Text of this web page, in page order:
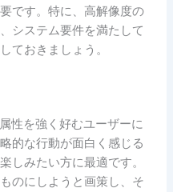
です。特に、高解像度の
システム要件を満たして
ておきましょう。
性を強く好むユーザーに
的な行動が面白く感じる
しみたい方に最適です。
のにしようと画策し、そ